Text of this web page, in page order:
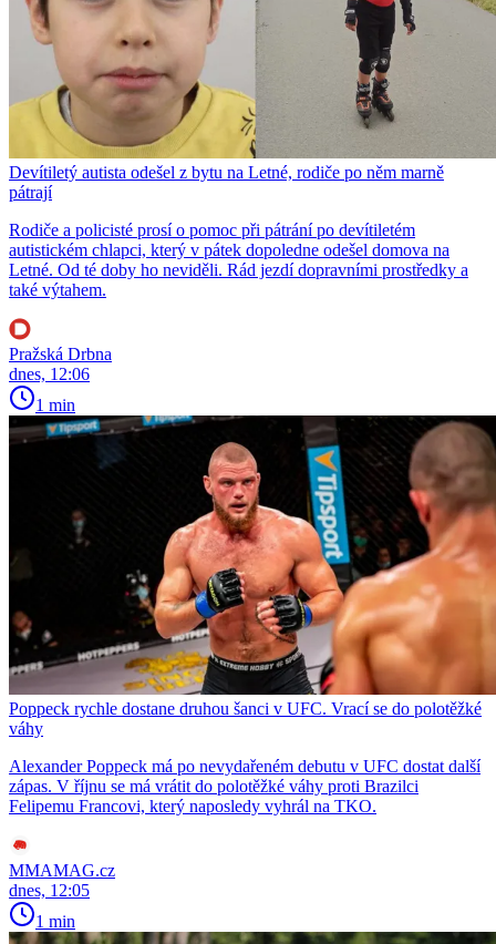
Devítiletý autista odešel z bytu na Letné, rodiče po něm marně
pátrají
Rodiče a policisté prosí o pomoc při pátrání po devítiletém
autistickém chlapci, který v pátek dopoledne odešel domova na
Letné. Od té doby ho neviděli. Rád jezdí dopravními prostředky a
také výtahem.
Pražská Drbna
dnes, 12:06
1 min
Poppeck rychle dostane druhou šanci v UFC. Vrací se do polotěžké
váhy
Alexander Poppeck má po nevydařeném debutu v UFC dostat další
zápas. V říjnu se má vrátit do polotěžké váhy proti Brazilci
Felipemu Francovi, který naposledy vyhrál na TKO.
MMAMAG.cz
dnes, 12:05
1 min